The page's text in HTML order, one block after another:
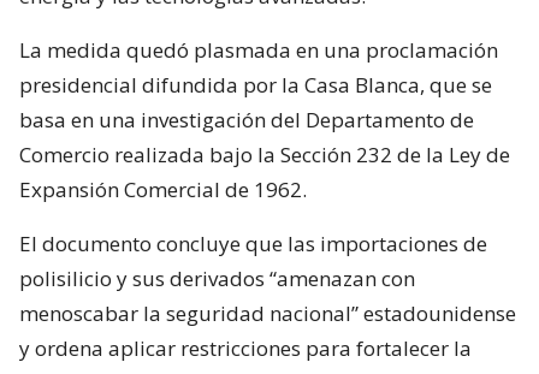
La medida quedó plasmada en una proclamación
presidencial difundida por la Casa Blanca, que se
basa en una investigación del Departamento de
Comercio realizada bajo la Sección 232 de la Ley de
Expansión Comercial de 1962.
El documento concluye que las importaciones de
polisilicio y sus derivados “amenazan con
menoscabar la seguridad nacional” estadounidense
y ordena aplicar restricciones para fortalecer la